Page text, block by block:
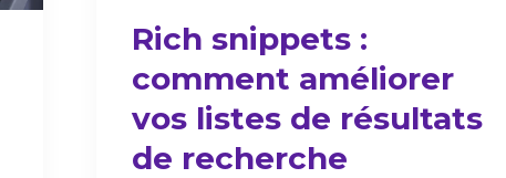
Rich snippets :
comment améliorer
vos listes de résultats
de recherche